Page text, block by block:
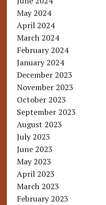
May 2024
April 2024
March 2024
February 2024
January 2024
December 2023
November 2023
October 2023
September 2023
August 2023
July 2023
June 2023
May 2023
April 2023
March 2023
February 2023